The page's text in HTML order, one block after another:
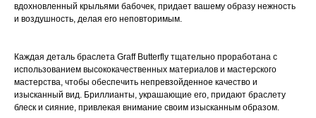
вдохновленный крыльями бабочек, придает вашему образу нежность
и воздушность, делая его неповторимым.
Каждая деталь браслета Graff Butterfly тщательно проработана с
использованием высококачественных материалов и мастерского
мастерства, чтобы обеспечить непревзойденное качество и
изысканный вид. Бриллианты, украшающие его, придают браслету
блеск и сияние, привлекая внимание своим изысканным образом.